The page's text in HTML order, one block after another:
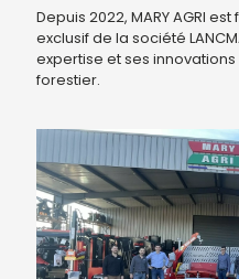
Depuis 2022, MARY AGRI
exclusif de la société
expertise et ses
forestier.